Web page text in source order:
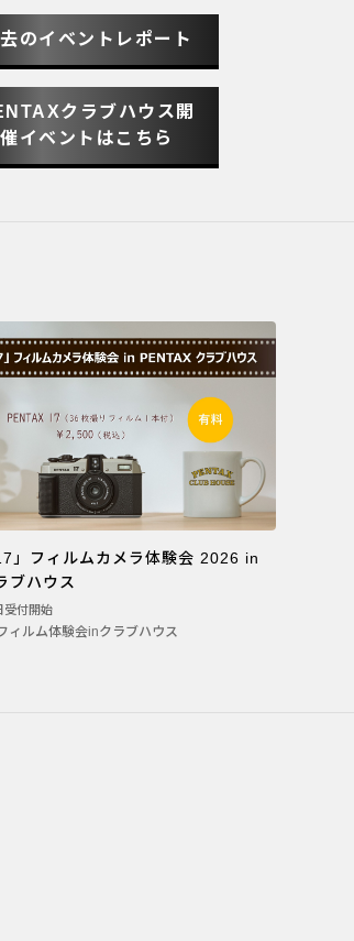
のイベントレポート
クラブハウス開
催イベントはこちら
」フィルムカメラ体験会 2026 in
ブハウス
受付開始
ィルム体験会inクラブハウス